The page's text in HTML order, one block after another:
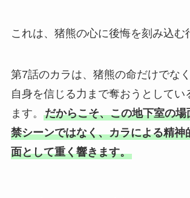
これは、猪熊の心に後悔を刻み込む
第7話のカラは、猪熊の命だけでな
自身を信じる力まで奪おうとしてい
ます。 だからこそ、この地下室の場
禁シーンではなく、カラによる精神
面として重く響きます。